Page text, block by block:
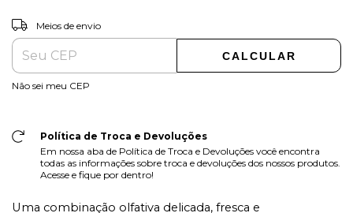
Entregas para o CEP:
Meios de envio
CALCULAR
Não sei meu CEP
Política de Troca e Devoluções
Em nossa aba de Política de Troca e Devoluções você encontra
todas as informações sobre troca e devoluções dos nossos produtos.
Acesse e fique por dentro!
Uma combinação olfativa delicada, fresca e